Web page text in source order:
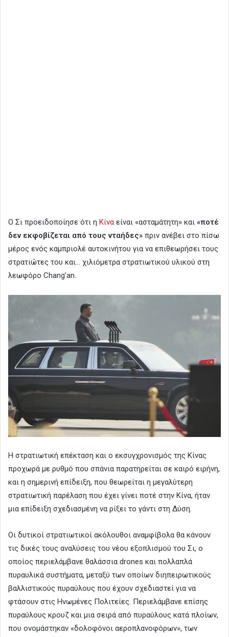
Ο Σι προειδοποίησε ότι η Κίνα είναι «ασταμάτητη» και «ποτέ
δεν εκφοβίζεται από τους νταήδες» πριν ανέβει στο πίσω
μέρος ενός καμπριολέ αυτοκινήτου για να επιθεωρήσει τους
στρατιώτες του και… χιλιόμετρα στρατιωτικού υλικού στη
λεωφόρο Chang’an.
Η στρατιωτική επέκταση και ο εκσυγχρονισμός της Κίνας
προχωρά με ρυθμό που σπάνια παρατηρείται σε καιρό ειρήνη,
και η σημερινή επίδειξη, που θεωρείται η μεγαλύτερη
στρατιωτική παρέλαση που έχει γίνει ποτέ στην Κίνα, ήταν
μια επίδειξη σχεδιασμένη να ρίξει το γάντι στη Δύση.
Οι δυτικοί στρατιωτικοί ακόλουθοι αναμφίβολα θα κάνουν
τις δικές τους αναλύσεις του νέου εξοπλισμού του Σι, ο
οποίος περιελάμβανε θαλάσσια drones και πολλαπλά
πυραυλικά συστήματα, μεταξύ των οποίων διηπειρωτικούς
βαλλιστικούς πυραύλους που έχουν σχεδιαστεί για να
φτάσουν στις Ηνωμένες Πολιτείες. Περιελάμβανε επίσης
πυραύλους κρουζ και μια σειρά από πυραύλους κατά πλοίων,
που ονομάστηκαν «δολοφόνοι αεροπλανοφόρων», των